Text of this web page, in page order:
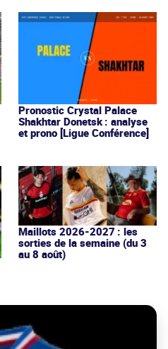
Pronostic Crystal Palace
Shakhtar Donetsk : analyse
et prono [Ligue Conférence]
Maillots 2026-2027 : les
sorties de la semaine (du 3
au 8 août)